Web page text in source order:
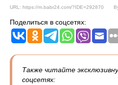
URL: https://m.babr24.com/?IDE=292870
Поделиться в соцсетях:
Также читайте
соцсетях: